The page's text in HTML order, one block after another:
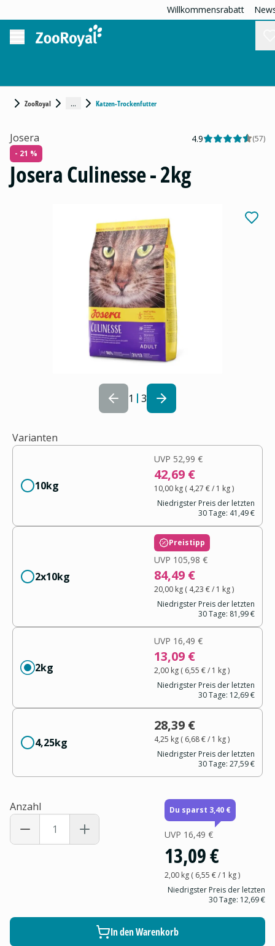
Willkommensrabatt
ZooRoyal ... Katzen-Trockenfutter
1 3
Josera 4.9 (57)
- 21 %
Josera Culinesse - 2kg
Varianten
10kg
UVP 52,99 €
42,69 €
10,00 kg( 4,27 €/ 1 kg)
Niedrigster Preis der letzten
30 Tage: 41,49 €
2x10kg
Preistipp
UVP 105,98 €
84,49 €
20,00 kg( 4,23 €/ 1 kg)
Niedrigster Preis der letzten
30 Tage: 81,99 €
2kg
UVP 16,49 €
13,09 €
2,00 kg( 6,55 €/ 1 kg)
Niedrigster Preis der letzten
30 Tage: 12,69 €
4,25kg
28,39 €
4,25 kg( 6,68 €/ 1 kg)
Niedrigster Preis der letzten
30 Tage: 27,59 €
Anzahl Du sparst 3,40 €
UVP 16,49 €
13,09 €
2,00 kg( 6,55 €/ 1 kg)
Niedrigster Preis der letzten
30 Tage: 12,69 €
In den Warenkorb